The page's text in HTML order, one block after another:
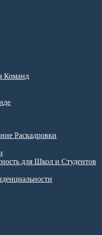
Команд
Раскадровки
для Школ и Студентов